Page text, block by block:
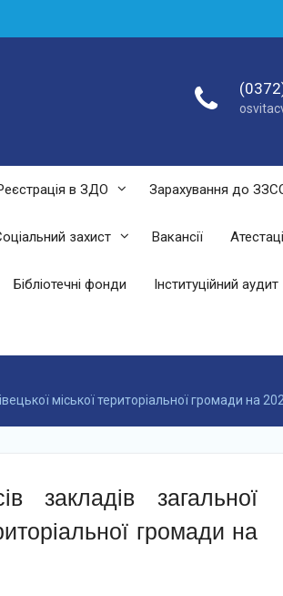
в ЗДО Зарахування до
захист Вакансії
Бібліотечні фонди Інституційний аудит
міської територіальної громади на
закладів загальної
громади на